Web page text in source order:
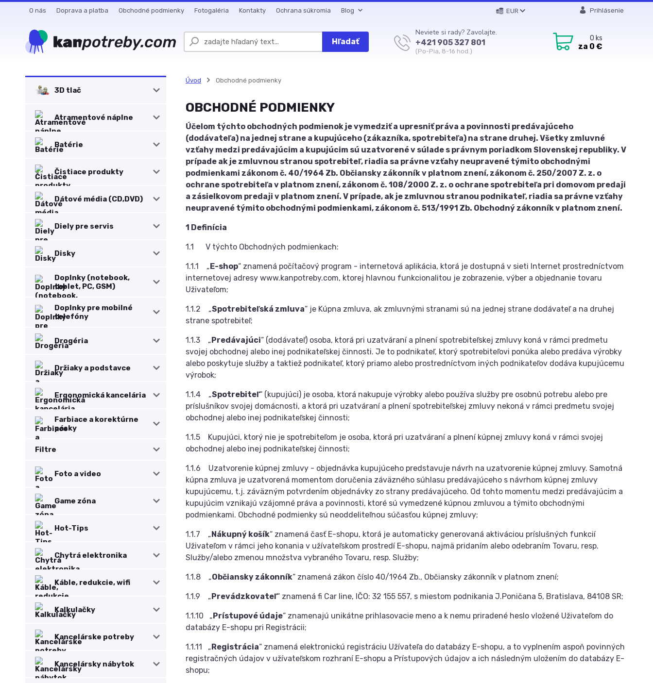
O nás Doprava a platba Obchodné podmienky Fotogaléria Kontakty Ochrana súkromia Blog EUR Prihlásenie
Hľadať
Neviete si rady? Zavolajte.
+421 905 327 801
(Po-Pia, 8-16 hod.)
0 ks
za 0 €
3D tlač
Atramentové náplne
Batérie
Čistiace produkty
Dátové média (CD,DVD)
Diely pre servis
Disky
Doplnky (notebook,
tablet, PC, GSM)
Doplnky pre mobilné
telefóny
Drogéria
Držiaky a podstavce
Ergonomická kancelária
Farbiace a korektúrne
pásky
Filtre
Foto a video
Game zóna
Hot-Tips
Chytrá elektronika
Káble, redukcie, wifi
Kalkulačky
Kancelárske potreby
Kancelársky nábytok
Úvod Obchodné podmienky
OBCHODNÉ PODMIENKY
Účelom týchto obchodných podmienok je vymedziť a upresniť práva a povinnosti predávajúceho
(dodávateľa) na jednej strane a kupujúceho (zákazníka, spotrebiteľa) na strane druhej. Všetky zmluvné
vzťahy medzi predávajúcim a kupujúcim sú uzatvorené v súlade s právnym poriadkom Slovenskej republiky. V
prípade ak je zmluvnou stranou spotrebiteľ, riadia sa právne vzťahy neupravené týmito obchodnými
podmienkami zákonom č. 40/1964 Zb. Občiansky zákonník v platnom znení, zákonom č. 250/2007 Z. z. o
ochrane spotrebiteľa v platnom znení, zákonom č. 108/2000 Z. z. o ochrane spotrebiteľa pri domovom predaji
a zásielkovom predaji v platnom znení. V prípade, ak je zmluvnou stranou podnikateľ, riadia sa právne vzťahy
neupravené týmito obchodnými podmienkami, zákonom č. 513/1991 Zb. Obchodný zákonník v platnom znení.
1 Definícia
1.1 V týchto Obchodných podmienkach:
1.1.1 „E-shop“ znamená počítačový program - internetová aplikácia, ktorá je dostupná v sieti Internet prostredníctvom
internetovej adresy www.kanpotreby.com, ktorej hlavnou funkcionalitou je zobrazenie, výber a objednanie tovaru
Uživateľom;
1.1.2 „Spotrebiteľská zmluva“ je Kúpna zmluva, ak zmluvnými stranami sú na jednej strane dodávateľ a na druhej
strane spotrebiteľ;
1.1.3 „Predávajúci“ (dodávateľ) osoba, ktorá pri uzatváraní a plnení spotrebiteľskej zmluvy koná v rámci predmetu
svojej obchodnej alebo inej podnikateľskej činnosti. Je to podnikateľ, ktorý spotrebiteľovi ponúka alebo predáva výrobky
alebo poskytuje služby a taktiež podnikateľ, ktorý priamo alebo prostredníctvom iných podnikateľov dodáva kupujúcemu
výrobok;
1.1.4 „Spotrebiteľ“ (kupujúci) je osoba, ktorá nakupuje výrobky alebo používa služby pre osobnú potrebu alebo pre
príslušníkov svojej domácnosti, a ktorá pri uzatváraní a plnení spotrebiteľskej zmluvy nekoná v rámci predmetu svojej
obchodnej alebo inej podnikateľskej činnosti;
1.1.5 Kupujúci, ktorý nie je spotrebiteľom je osoba, ktorá pri uzatváraní a plnení kúpnej zmluvy koná v rámci svojej
obchodnej alebo inej podnikateľskej činnosti;
1.1.6 Uzatvorenie kúpnej zmluvy - objednávka kupujúceho predstavuje návrh na uzatvorenie kúpnej zmluvy. Samotná
kúpna zmluva je uzatvorená momentom doručenia záväzného súhlasu predávajúceho s návrhom kúpnej zmluvy
kupujúcemu, t.j. záväzným potvrdením objednávky zo strany predávajúceho. Od tohto momentu medzi predávajúcim a
kupujúcim vznikajú vzájomné práva a povinnosti, ktoré sú vymedzené kúpnou zmluvou a týmito obchodnými
podmienkami. Obchodné podmienky sú neoddeliteľnou súčasťou kúpnej zmluvy;
1.1.7 „Nákupný košík“ znamená časť E-shopu, ktorá je automaticky generovaná aktiváciou príslušných funkcií
Uživateľom v rámci jeho konania v užívateľskom prostredí E-shopu, najmä pridaním alebo odebraním Tovaru, resp.
Služby/alebo zmenou množstva vybraného Tovaru, resp. Služby;
1.1.8 „Občiansky zákonník“ znamená zákon číslo 40/1964 Zb., Občiansky zákonník v platnom znení;
1.1.9 „Prevádzkovateľ“ znamená fi Car line, IČO: 32 155 557, s miestom podnikania J.Poničana 5, Bratislava, 84108 SR;
1.1.10 „Prístupové údaje“ znamenajú unikátne prihlasovacie meno a k nemu priradené heslo vložené Uživateľom do
databázy E-shopu pri Registrácii;
1.1.11 „Registrácia“ znamená elektronickú registráciu Užívateľa do databázy E-shopu, a to vyplnením aspoň povinných
registračných údajov v užívateľskom rozhraní E-shopu a Prístupových údajov a ich následným uložením do databázy E-
shopu;